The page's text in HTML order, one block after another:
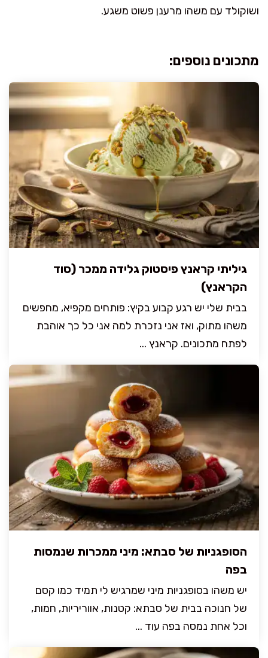
ושוקולד עם משהו מרענן פשוט משגע.
מתכונים נוספים:
גיליתי קראנץ פיסטוק גלידה ממכר (סוד
הקראנץ)
בבית שלי יש רגע קבוע בקיץ: פותחים מקפיא, מחפשים
משהו מתוק, ואז אני נזכרת למה אני כל כך אוהבת
לפתח מתכונים. קראנץ ...
הסופגניות של סבתא: מיני ממכרות שנמסות
בפה
יש משהו בסופגניות מיני שמרגיש לי תמיד כמו קסם
של חנוכה בבית של סבתא: קטנות, אווריריות, חמות,
וכל אחת נמסה בפה עוד ...